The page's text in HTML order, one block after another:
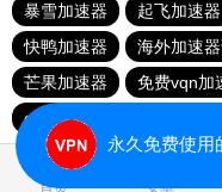
暴雪加速器
起飞加速器
快鸭加速器
海外加速
芒果加速器
免费vqn加
gkd加速器
首页 安卓
永久免费使用